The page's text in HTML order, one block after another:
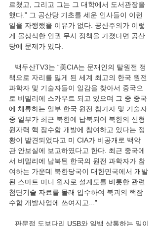
르쳤고, 그리고 그는 그 대학에서 도서관장을
했다.” 그 공산당 기초를 세운 인사들이 이런
일을 자행했을 이유가 없다. 공산주의가 이렇
게 몰상식한 인권 무시 정책을 가졌다면 공산
당에 문제가 있다.
책으로 자리를 잃게 된 세계 최고의 한국 원전
과학자 및 기술자들이 일감을 찾아서 중국으
로 비밀리에 스카우트 되고 있으며 그 중 중국
에 체류하는 일부 한국 원전 참가자 및 기술자
중 일부가 최근 북한에 납북되어 북한의 신형
원자력 핵 잠수함 개발에 참여하고 있다는 정
황이 발견되었다고 미 CIA가 비공개로 백악
관 안보실에 보고하였다고 한다. 최근 중국에
서 비밀리에 납북된 한국의 원전 과학자가 참
여하는 가운데 북한당국이 대한민국에서 개발
된 스마트 미니 원자로 설계도를 비롯한 관련
첨단기술 자료를 몰래 입수하여 북괴의 핵잠
수함 개발사업에 쓰여지고...”